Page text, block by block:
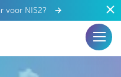
voor NIS2?